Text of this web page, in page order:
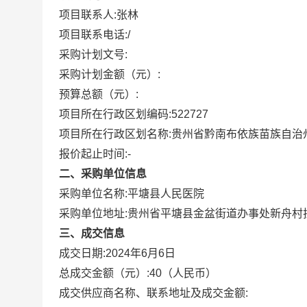
项目联系人:张林
项目联系电话:/
采购计划文号:
采购计划金额（元）:
预算总额（元）:
项目所在行政区划编码:522727
项目所在行政区划名称:贵州省黔南布依族苗族自治
报价起止时间:-
二、采购单位信息
采购单位名称:平塘县人民医院
采购单位地址:贵州省平塘县金盆街道办事处新舟村
三、成交信息
成交日期:2024年6月6日
总成交金额（元）:40 （人民币）
成交供应商名称、联系地址及成交金额: